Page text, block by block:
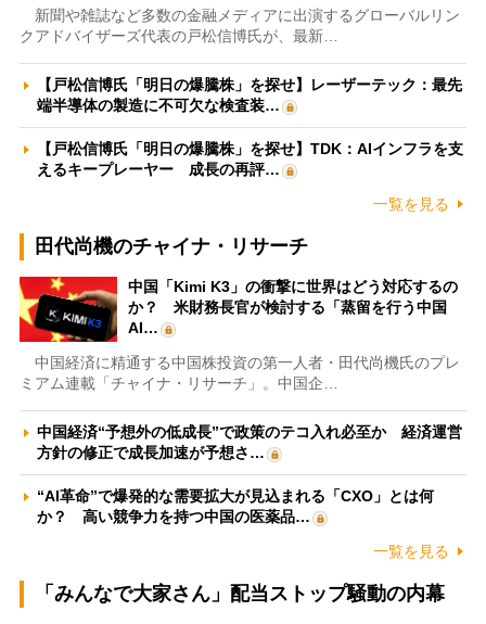
新聞や雑誌など多数の金融メディアに出演するグローバルリン
クアドバイザーズ代表の戸松信博氏が、最新…
【戸松信博氏「明日の爆騰株」を探せ】レーザーテック：最先
端半導体の製造に不可欠な検査装…
【戸松信博氏「明日の爆騰株」を探せ】TDK：AIインフラを支
えるキープレーヤー 成長の再評…
一覧を見る
田代尚機のチャイナ・リサーチ
中国「Kimi K3」の衝撃に世界はどう対応するの
か？ 米財務長官が検討する「蒸留を行う中国
AI…
中国経済に精通する中国株投資の第一人者・田代尚機氏のプレ
ミアム連載「チャイナ・リサーチ」。中国企…
中国経済“予想外の低成長”で政策のテコ入れ必至か 経済運営
方針の修正で成長加速が予想さ…
“AI革命”で爆発的な需要拡大が見込まれる「CXO」とは何
か？ 高い競争力を持つ中国の医薬品…
一覧を見る
「みんなで大家さん」配当ストップ騒動の内幕